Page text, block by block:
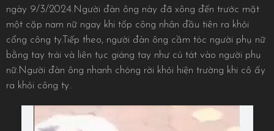
ngày 9/3/2024.Người đàn ông này đã xông đến trước mặt
một cặp nam nữ ngay khi tốp công nhân đầu tiên ra khỏi
cổng công ty.Tiếp theo, người đàn ông cầm tóc người phụ nữ
bằng tay trái và liên tục giáng tay như cú tát vào người phụ
nữ.Người đàn ông nhanh chóng rời khỏi hiện trường khi cô ấy
ra khỏi công ty..